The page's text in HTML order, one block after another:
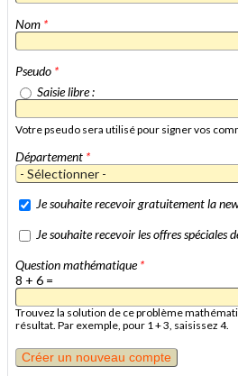
Nom *
Pseudo *
Saisie libre :
Votre pseudo sera utilisé pour signer vos
Département *
Je souhaite recevoir gratuitement la
Je souhaite recevoir les offres spéciales
Question mathématique*
8 + 6 =
Trouvez la solution de ce problème
résultat. Par exemple, pour 1 + 3, saisissez 4.